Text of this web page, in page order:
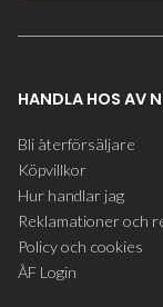
HANDLA HOS AV
Bli återförsäljare
Köpvillkor
Hur handlar jag
Reklamationer och
Policy och cookies
ÅF Login